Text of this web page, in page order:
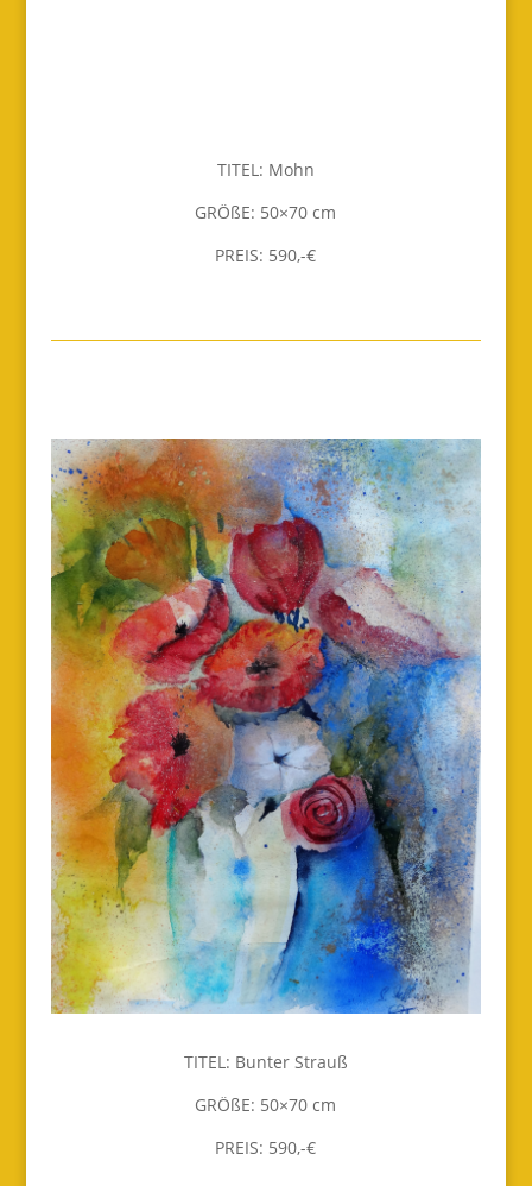
TITEL: Mohn
GRÖßE: 50×70 cm
PREIS: 590,-€
TITEL: Bunter Strauß
GRÖßE: 50×70 cm
PREIS: 590,-€